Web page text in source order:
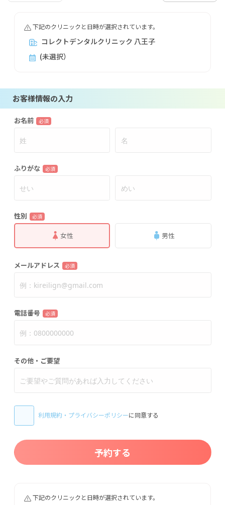
下記のクリニックと日時が選択されています。
コレクトデンタルクリニック 八王子
(未選択）
お客様情報の入力
お名前 必須
ふりがな 必須
性別 必須
女性 男性
メールアドレス 必須
電話番号 必須
その他・ご要望
利用規約 ・ プライバシーポリシーに同意する
予約する
下記のクリニックと日時が選択されています。